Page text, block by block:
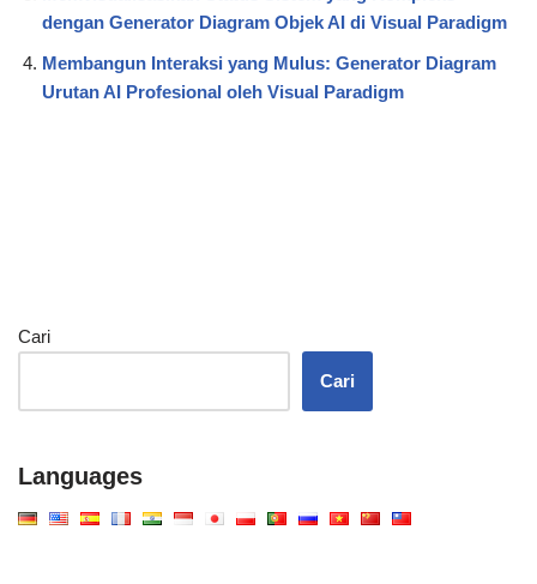
dengan Generator Diagram Objek AI di Visual Paradigm
Membangun Interaksi yang Mulus: Generator Diagram
Urutan AI Profesional oleh Visual Paradigm
Cari
Cari
Languages